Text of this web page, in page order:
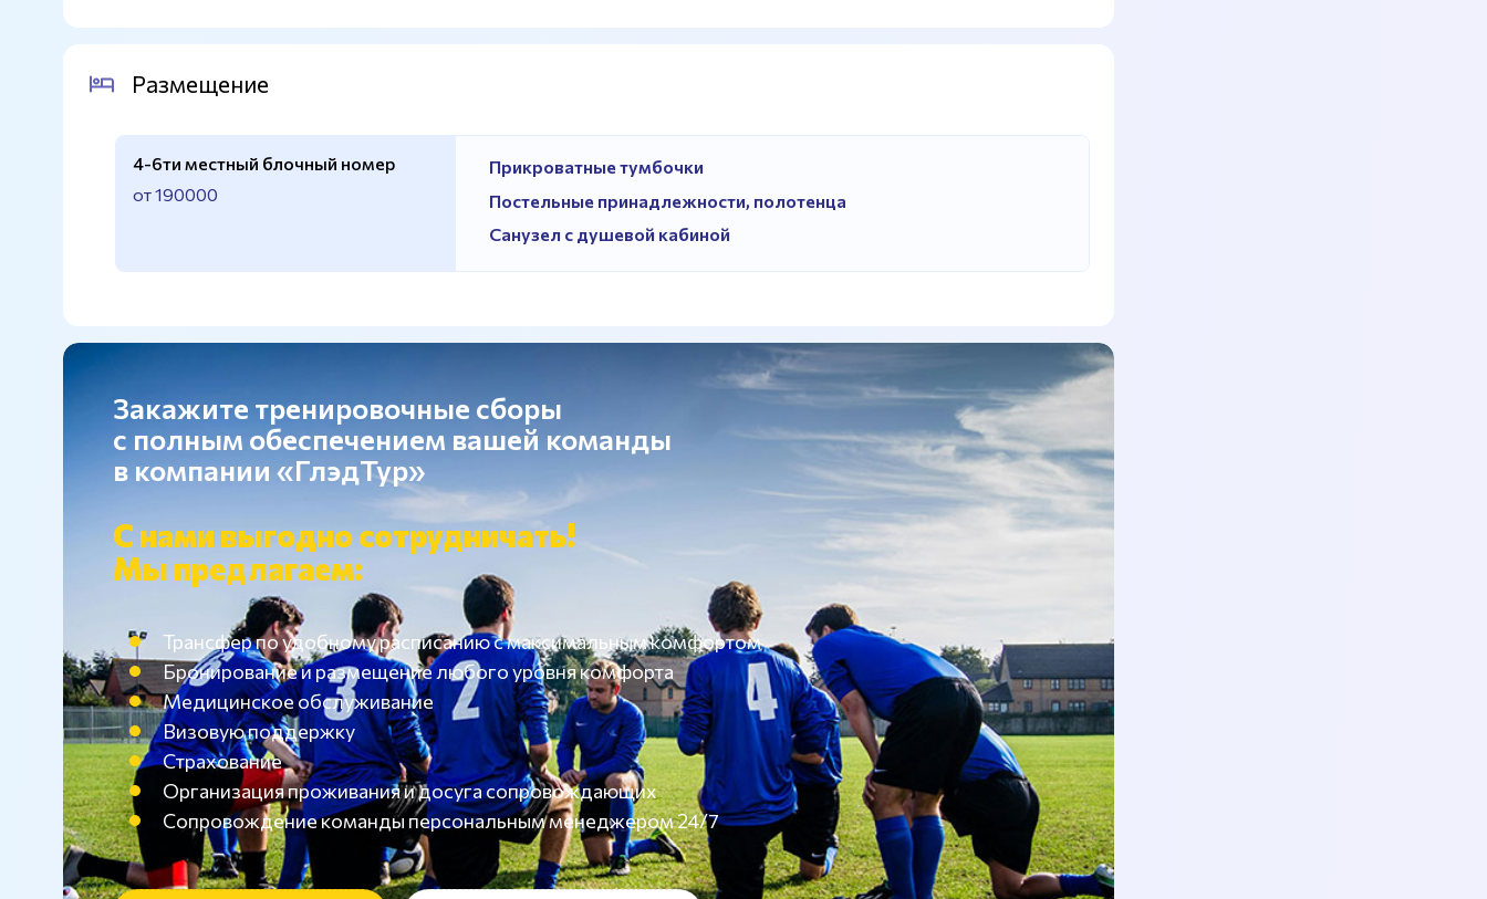
Размещение
4-6ти местный блочный номер
от 190000
Прикроватные тумбочки
Постельные принадлежности, полотенца
Санузел с душевой кабиной
Закажите тренировочные сборы
с полным обеспечением вашей команды
в компании «ГлэдТур»
С нами выгодно сотрудничать!
Мы предлагаем:
Трансфер по удобному расписанию с максимальным комфортом
Бронирование и размещение любого уровня комфорта
Медицинское обслуживание
Визовую поддержку
Страхование
Организация проживания и досуга сопровождающих
Сопровождение команды персональным менеджером 24/7